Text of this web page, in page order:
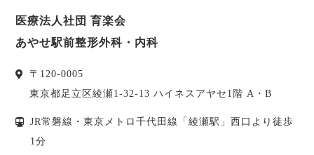
医療法人社団 育楽会
あやせ駅前整形外科・内科
〒 120-0005
東京都足立区綾瀬1-32-13 ハイネスアヤセ1階 A・B
JR常磐線・東京メトロ千代田線「綾瀬駅」西口より徒歩
1分